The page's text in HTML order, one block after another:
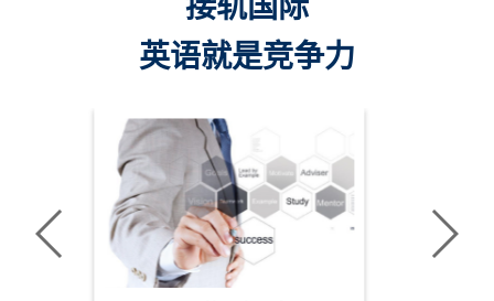
接轨国际
英语就是竞争力